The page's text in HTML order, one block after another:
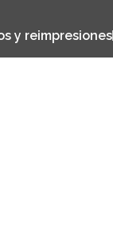
y reimpresiones